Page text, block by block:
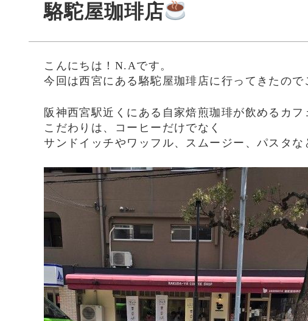
駱駝屋珈琲店
こんにちは！N.Aです。
今回は西宮にある駱駝屋珈琲店に行ってきたので
阪神西宮駅近くにある自家焙煎珈琲が飲めるカフ
こだわりは、コーヒーだけでなく
サンドイッチやワッフル、スムージー、パスタな